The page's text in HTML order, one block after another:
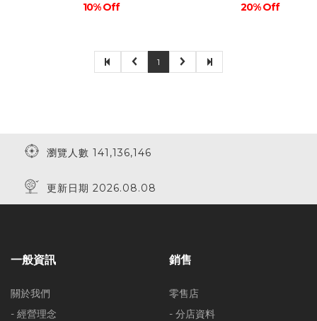
10% Off 20% Off
1
瀏覽人數 141,136,146
更新日期 2026.08.08
一般資訊
關於我們
- 經營理念
銷售
零售店
- 分店資料